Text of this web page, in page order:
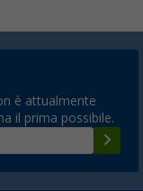
è attualmente
il prima possibile.